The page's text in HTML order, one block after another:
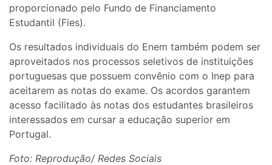
proporcionado pelo Fundo de Financiamento
Estudantil (Fies).
Os resultados individuais do Enem também podem ser
aproveitados nos processos seletivos de instituições
portuguesas que possuem convênio com o Inep para
aceitarem as notas do exame. Os acordos garantem
acesso facilitado às notas dos estudantes brasileiros
interessados em cursar a educação superior em
Portugal.
Foto: Reprodução/ Redes Sociais